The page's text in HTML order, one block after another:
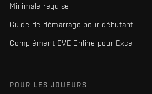
Minimale requise
Guide de démarrage pour débutant
Complément EVE Online pour Excel
POUR LES JOUEURS